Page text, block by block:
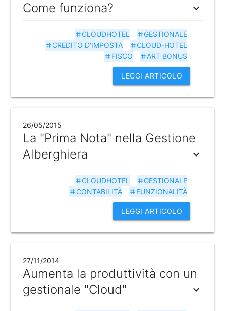
Come funziona?
expand_more
tag GESTIONALE
tag CLOUDHOTEL
tag CLOUD-HOTEL
tag CREDITO D'IMPOSTA
tag ART BONUS
tag FISCO
LEGGI ARTICOLO
26/05/2015
La "Prima Nota" nella Gestione
Alberghiera
expand_more
tag GESTIONALE
tag CLOUDHOTEL
tag FUNZIONALITÀ
tag CONTABILITÀ
LEGGI ARTICOLO
27/11/2014
Aumenta la produttività con un
gestionale "Cloud"
expand_more